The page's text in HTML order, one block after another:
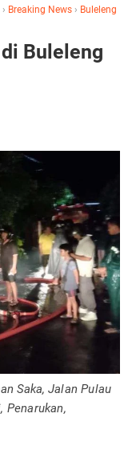
› Breaking News › Buleleng
Buleleng
Saka, Jalan Pulau
Penarukan,